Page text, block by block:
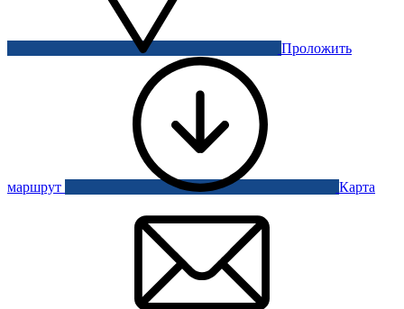
Проложить
маршрут Карта